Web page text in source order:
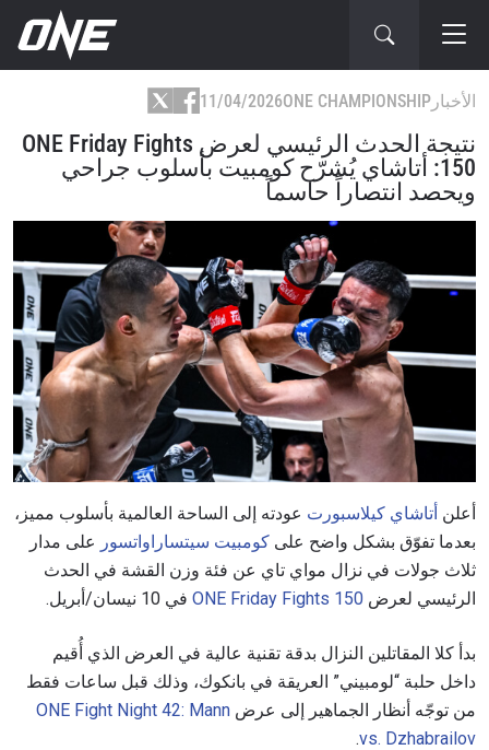
الأخبار ONE CHAMPIONSHIP
11/04/2026
نتيجة الحدث الرئيسي لعرض ONE Friday Fights
150: أتاشاي يُشرّح كومبيت بأسلوب جراحي
ويحصد انتصاراً حاسماً
أعلن أتاشاي كيلاسبورت عودته إلى الساحة العالمية بأسلوب مميز،
بعدما تفوّق بشكل واضح على كومبيت سيتساراواتسور على مدار
ثلاث جولات في نزال مواي تاي عن فئة وزن القشة في الحدث
الرئيسي لعرض ONE Friday Fights 150 في 10 نيسان/أبريل.
بدأ كلا المقاتلين النزال بدقة تقنية عالية في العرض الذي أُقيم
داخل حلبة “لومبيني” العريقة في بانكوك، وذلك قبل ساعات فقط
من توجّه أنظار الجماهير إلى عرض ONE Fight Night 42: Mann
vs. Dzhabrailov
.